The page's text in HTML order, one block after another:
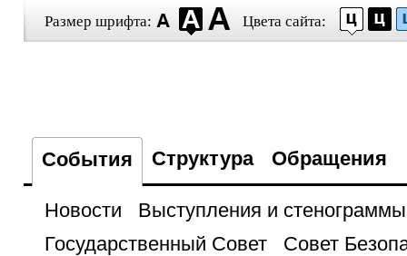
Размер шрифта: Цвета сайта:
События Структура Обращения
Новости
Выступления и стенограммы
Государственный Совет
Совет